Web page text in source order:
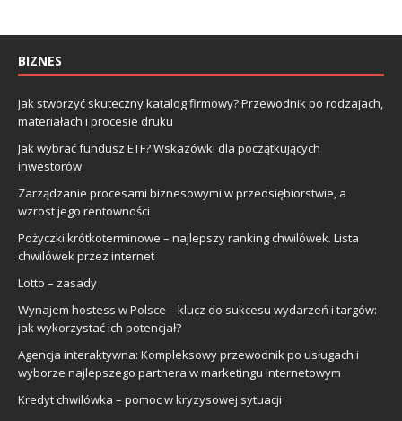
BIZNES
Jak stworzyć skuteczny katalog firmowy? Przewodnik po rodzajach,
materiałach i procesie druku
Jak wybrać fundusz ETF? Wskazówki dla początkujących
inwestorów
Zarządzanie procesami biznesowymi w przedsiębiorstwie, a
wzrost jego rentowności
Pożyczki krótkoterminowe – najlepszy ranking chwilówek. Lista
chwilówek przez internet
Lotto – zasady
Wynajem hostess w Polsce – klucz do sukcesu wydarzeń i targów:
jak wykorzystać ich potencjał?
Agencja interaktywna: Kompleksowy przewodnik po usługach i
wyborze najlepszego partnera w marketingu internetowym
Kredyt chwilówka – pomoc w kryzysowej sytuacji